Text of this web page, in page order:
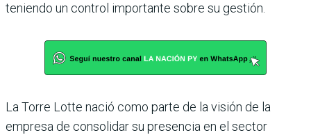
teniendo un control impor­tante sobre su gestión.
La Torre Lotte nació como parte de la visión de la
empresa de consolidar su presencia en el sector